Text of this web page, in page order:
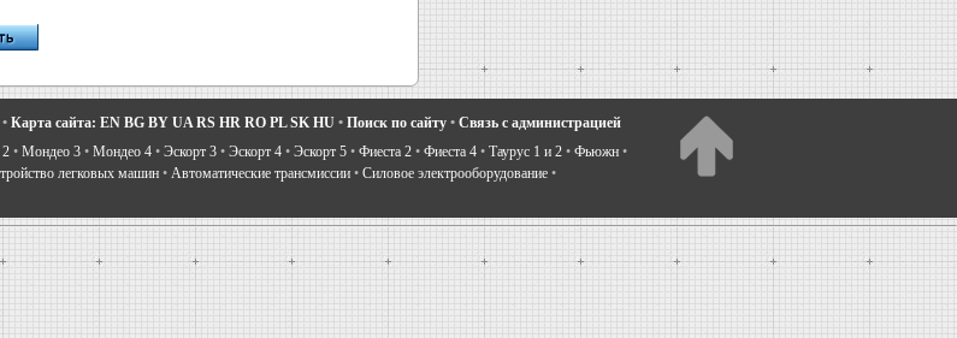
• Карта сайта: EN BG BY UA RS HR RO PL SK HU • Поиск по сайту • Связь с администрацией
• Мондео 3 • Мондео 4 • Эскорт 3 • Эскорт 4 • Эскорт 5 • Фиеста 2 • Фиеста 4 • Таурус 1 и 2 • Фьюжн •
легковых машин • Автоматические трансмиссии • Силовое электрооборудование •